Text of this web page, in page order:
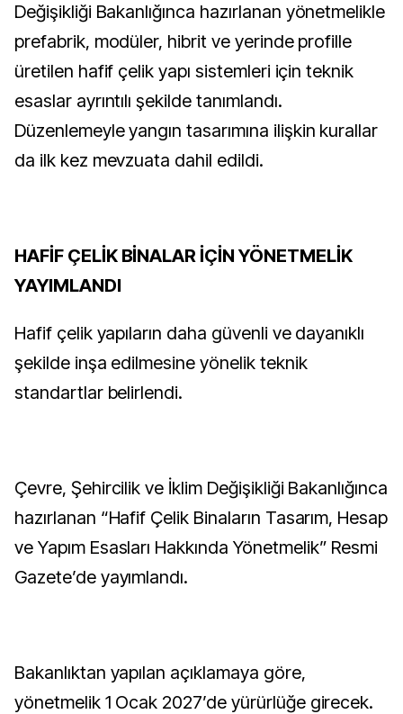
Değişikliği Bakanlığınca hazırlanan yönetmelikle
prefabrik, modüler, hibrit ve yerinde profille
üretilen hafif çelik yapı sistemleri için teknik
esaslar ayrıntılı şekilde tanımlandı.
Düzenlemeyle yangın tasarımına ilişkin kurallar
da ilk kez mevzuata dahil edildi.
HAFİF ÇELİK BİNALAR İÇİN YÖNETMELİK
YAYIMLANDI
Hafif çelik yapıların daha güvenli ve dayanıklı
şekilde inşa edilmesine yönelik teknik
standartlar belirlendi.
Çevre, Şehircilik ve İklim Değişikliği Bakanlığınca
hazırlanan “Hafif Çelik Binaların Tasarım, Hesap
ve Yapım Esasları Hakkında Yönetmelik” Resmi
Gazete’de yayımlandı.
Bakanlıktan yapılan açıklamaya göre,
yönetmelik 1 Ocak 2027’de yürürlüğe girecek.